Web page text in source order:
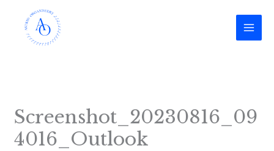
inhoud
Screenshot_20230816_09
4016_Outlook